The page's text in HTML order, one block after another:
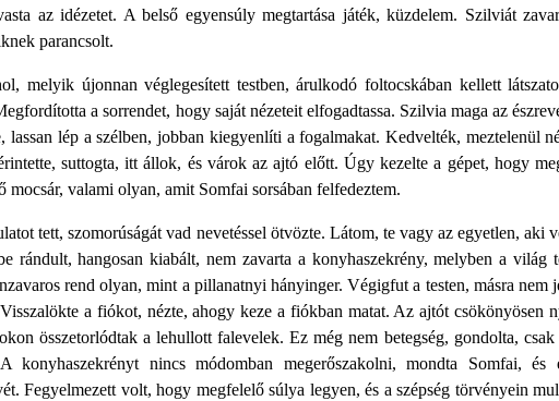
az idézetet. A belső egyensúly megtartása játék, küzdelem. Szilviát
parancsolt.
melyik újonnan véglegesített testben, árulkodó foltocskában kellett
a sorrendet, hogy saját nézeteit elfogadtassa. Szilvia maga az
lassan lép a szélben, jobban kiegyenlíti a fogalmakat. Kedvelték, meztelenül
suttogta, itt állok, és várok az ajtó előtt. Úgy kezelte a gépet, hogy
mocsár, valami olyan, amit Somfai sorsában felfedeztem.
tett, szomorúságát vad nevetéssel ötvözte. Látom, te vagy az egyetlen, aki
rándult, hangosan kiabált, nem zavarta a konyhaszekrény, melyben a
rend olyan, mint a pillanatnyi hányinger. Végigfut a testen, másra
a fiókot, nézte, ahogy keze a fiókban matat. Az ajtót csökönyösen
összetorlódtak a lehullott falevelek. Ez még nem betegség, gondolta,
konyhaszekrényt nincs módomban megerőszakolni, mondta Somfai,
Fegyelmezett volt, hogy megfelelő súlya legyen, és a szépség törvényein